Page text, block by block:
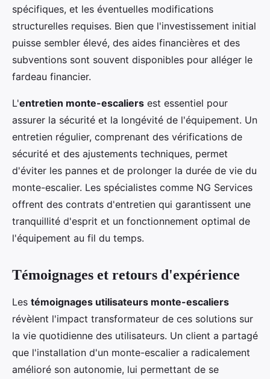
spécifiques, et les éventuelles modifications
structurelles requises. Bien que l'investissement initial
puisse sembler élevé, des aides financières et des
subventions sont souvent disponibles pour alléger le
fardeau financier.
L'entretien monte-escaliers est essentiel pour
assurer la sécurité et la longévité de l'équipement. Un
entretien régulier, comprenant des vérifications de
sécurité et des ajustements techniques, permet
d'éviter les pannes et de prolonger la durée de vie du
monte-escalier. Les spécialistes comme NG Services
offrent des contrats d'entretien qui garantissent une
tranquillité d'esprit et un fonctionnement optimal de
l'équipement au fil du temps.
Témoignages et retours d'expérience
Les témoignages utilisateurs monte-escaliers
révèlent l'impact transformateur de ces solutions sur
la vie quotidienne des utilisateurs. Un client a partagé
que l'installation d'un monte-escalier a radicalement
amélioré son autonomie, lui permettant de se